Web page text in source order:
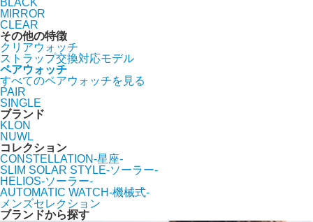
BLACK
MIRROR
CLEAR
その他の特徴
クリアウォッチ
ストラップ交換対応モデル
ペアウォッチ
すべてのペアウォッチを見る
PAIR
SINGLE
ブランド
KLON
NUWL
コレクション
CONSTELLATION-星座-
SLIM SOLAR STYLE-ソーラー-
HELIOS-ソーラー-
AUTOMATIC WATCH-機械式-
メンズセレクション
ブランドから探す